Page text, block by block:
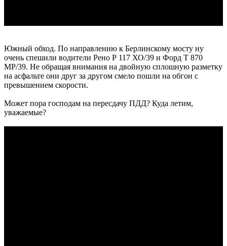
Южный обход. По направлению к Берлинскому мосту ну
очень спешили водители Рено Р 117 ХО/39 и Форд Т 870
МР/39. Не обращая внимания на двойную сплошную разметку
на асфальте они друг за другом смело пошли на обгон с
превышением скорости.
Может пора господам на пересдачу ПДД? Куда летим,
уважаемые?